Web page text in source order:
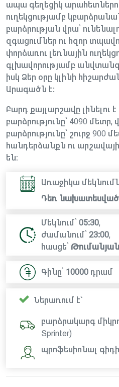
ապա գեղեցիկ
ուղեկցությամբ
բարձրության վրա՝
զգացումներ ու հզոր
փորձառու լեռնային
գլխավորությամբ
իսկ Ձեր օրը կլինի
Արագածն է:
Բարդ քայլարշավը լինելու
բարձրությունը՝ 4090
բարձրությունը՝ շուրջ 900
հանդերձանքն ու
են։
Առաջիկա
Դեռ նախատեսված
Մեկնում՝ 05:30,
ժամանում՝ 23:00,
հասցե՝
Գինը՝ 10000 դրամ
Ներառում է`
բարձրակարգ
Sprinter)
պրոֆեսիոնալ